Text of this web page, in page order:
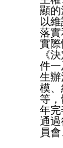
顯
以
落
實
《
件
生
模
等
年
通
員